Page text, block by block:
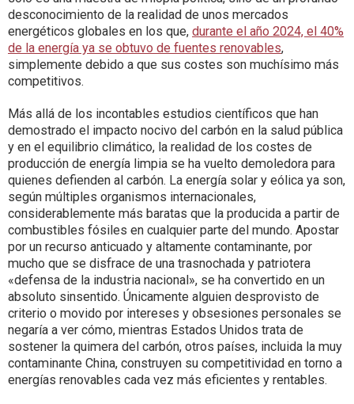
desconocimiento de la realidad de unos mercados
energéticos globales en los que, durante el año 2024, el 40%
de la energía ya se obtuvo de fuentes renovables,
simplemente debido a que sus costes son muchísimo más
competitivos.
Más allá de los incontables estudios científicos que han
demostrado el impacto nocivo del carbón en la salud pública
y en el equilibrio climático, la realidad de los costes de
producción de energía limpia se ha vuelto demoledora para
quienes defienden al carbón. La energía solar y eólica ya son,
según múltiples organismos internacionales,
considerablemente más baratas que la producida a partir de
combustibles fósiles en cualquier parte del mundo. Apostar
por un recurso anticuado y altamente contaminante, por
mucho que se disfrace de una trasnochada y patriotera
«defensa de la industria nacional», se ha convertido en un
absoluto sinsentido. Únicamente alguien desprovisto de
criterio o movido por intereses y obsesiones personales se
negaría a ver cómo, mientras Estados Unidos trata de
sostener la quimera del carbón, otros países, incluida la muy
contaminante China, construyen su competitividad en torno a
energías renovables cada vez más eficientes y rentables.